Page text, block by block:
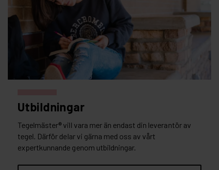
Utbildningar
Tegelmäster® vill vara mer än endast din leverantör av
tegel. Därför delar vi gärna med oss av vårt
expertkunnande genom utbildningar.